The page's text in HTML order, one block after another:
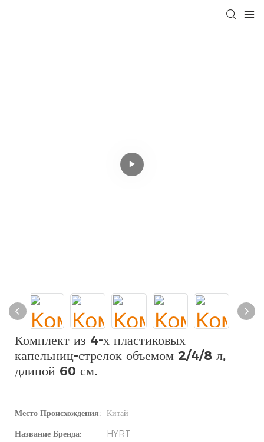
Комплект из 4-х пластиковых
капельниц-стрелок объемом 2/4/8 л,
длиной 60 см.
Место Происхождения: Китай
Название Бренда:
HYRT